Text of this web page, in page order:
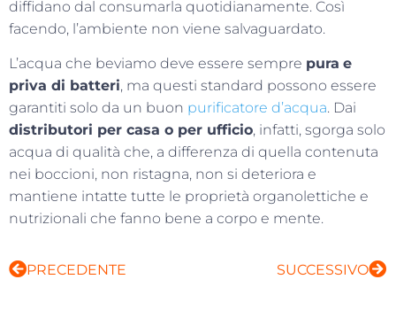
diffidano dal consumarla quotidianamente. Così
facendo, l’ambiente non viene salvaguardato.
L’acqua che beviamo deve essere sempre pura e
priva di batteri, ma questi standard possono essere
garantiti solo da un buon purificatore d’acqua. Dai
distributori per casa o per ufficio, infatti, sgorga solo
acqua di qualità che, a differenza di quella contenuta
nei boccioni, non ristagna, non si deteriora e
mantiene intatte tutte le proprietà organolettiche e
nutrizionali che fanno bene a corpo e mente.
PRECEDENTE SUCCESSIVO